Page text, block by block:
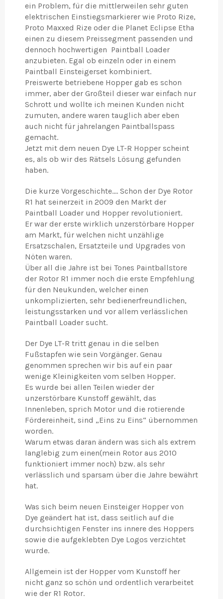
ein Problem, für die mittlerweilen sehr guten
elektrischen Einstiegsmarkierer wie Proto Rize,
Proto Maxxed Rize oder die Planet Eclipse Etha
einen zu diesem Preissegment passenden und
dennoch hochwertigen Paintball Loader
anzubieten. Egal ob einzeln oder in einem
Paintball Einsteigerset kombiniert.
Preiswerte betriebene Hopper gab es schon
immer, aber der Großteil dieser war einfach nur
Schrott und wollte ich meinen Kunden nicht
zumuten, andere waren tauglich aber eben
auch nicht für jahrelangen Paintballspass
gemacht.
Jetzt mit dem neuen Dye LT-R Hopper scheint
es, als ob wir des Rätsels Lösung gefunden
haben.
Die kurze Vorgeschichte.... Schon der Dye Rotor
R1 hat seinerzeit in 2009 den Markt der
Paintball Loader und Hopper revolutioniert.
Er war der erste wirklich unzerstörbare Hopper
am Markt, für welchen nicht unzählige
Ersatzschalen, Ersatzteile und Upgrades von
Nöten waren.
Über all die Jahre ist bei Tones Paintballstore
der Rotor R1 immer noch die erste Empfehlung
für den Neukunden, welcher einen
unkomplizierten, sehr bedienerfreundlichen,
leistungsstarken und vor allem verlässlichen
Paintball Loader sucht.
Der Dye LT-R tritt genau in die selben
Fußstapfen wie sein Vorgänger. Genau
genommen sprechen wir bis auf ein paar
wenige Kleinigkeiten vom selben Hopper.
Es wurde bei allen Teilen wieder der
unzerstörbare Kunstoff gewählt, das
Innenleben, sprich Motor und die rotierende
Fördereinheit, sind „Eins zu Eins“ übernommen
worden.
Warum etwas daran ändern was sich als extrem
langlebig zum einen(mein Rotor aus 2010
funktioniert immer noch) bzw. als sehr
verlässlich und sparsam über die Jahre bewährt
hat.
Was sich beim neuen Einsteiger Hopper von
Dye geändert hat ist, dass seitlich auf die
durchsichtigen Fenster ins innere des Hoppers
sowie die aufgeklebten Dye Logos verzichtet
wurde.
Allgemein ist der Hopper vom Kunstoff her
nicht ganz so schön und ordentlich verarbeitet
wie der R1 Rotor.